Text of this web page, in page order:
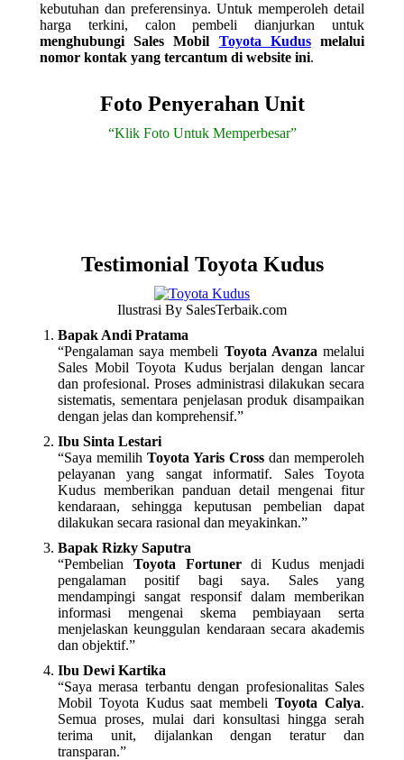
kebutuhan dan preferensinya. Untuk memperoleh detail
harga terkini, calon pembeli dianjurkan untuk
menghubungi Sales Mobil Toyota Kudusmelalui
nomor kontak yang tercantum di website ini.
Foto Penyerahan Unit
“Klik Foto Untuk Memperbesar”
Testimonial Toyota Kudus
Ilustrasi By SalesTerbaik.com
Bapak Andi Pratama
“Pengalaman saya membeli Toyota Avanza melalui
Sales Mobil Toyota Kudus berjalan dengan lancar
dan profesional. Proses administrasi dilakukan secara
sistematis, sementara penjelasan produk disampaikan
dengan jelas dan komprehensif.”
Ibu Sinta Lestari
“Saya memilih Toyota Yaris Cross dan memperoleh
pelayanan yang sangat informatif. Sales Toyota
Kudus memberikan panduan detail mengenai fitur
kendaraan, sehingga keputusan pembelian dapat
dilakukan secara rasional dan meyakinkan.”
Bapak Rizky Saputra
“Pembelian Toyota Fortunerdi Kudus menjadi
pengalaman positif bagi saya. Sales yang
mendampingi sangat responsif dalam memberikan
informasi mengenai skema pembiayaan serta
menjelaskan keunggulan kendaraan secara akademis
dan objektif.”
Ibu Dewi Kartika
“Saya merasa terbantu dengan profesionalitas Sales
Mobil Toyota Kudus saat membeliToyota Calya.
Semua proses, mulai dari konsultasi hingga serah
terima unit, dijalankan dengan teratur dan
transparan.”